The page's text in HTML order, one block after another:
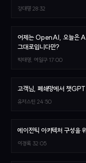
강대명 28:32
어제는 OpenAI, 오늘은
그대로입니다만?
박태영, 여일구 17:00
고객님, 폐쇄망에서 챗
유저스틴 24:50
에이전틱 아키텍처 구성을
이경록 32:05